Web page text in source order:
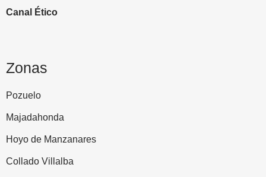
Canal Ético
Zonas
Pozuelo
Majadahonda
Hoyo de Manzanares
Collado Villalba